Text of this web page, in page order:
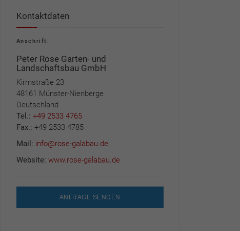
Kontaktdaten
Anschrift:
Peter Rose Garten- und
Landschaftsbau GmbH
Kirmstraße 23
48161 Münster-Nienberge
Deutschland
Tel.: +49 2533 4765
Fax.: +49 2533 4785
Mail: info@rose-galabau.de
Website: www.rose-galabau.de
ANFRAGE SENDEN